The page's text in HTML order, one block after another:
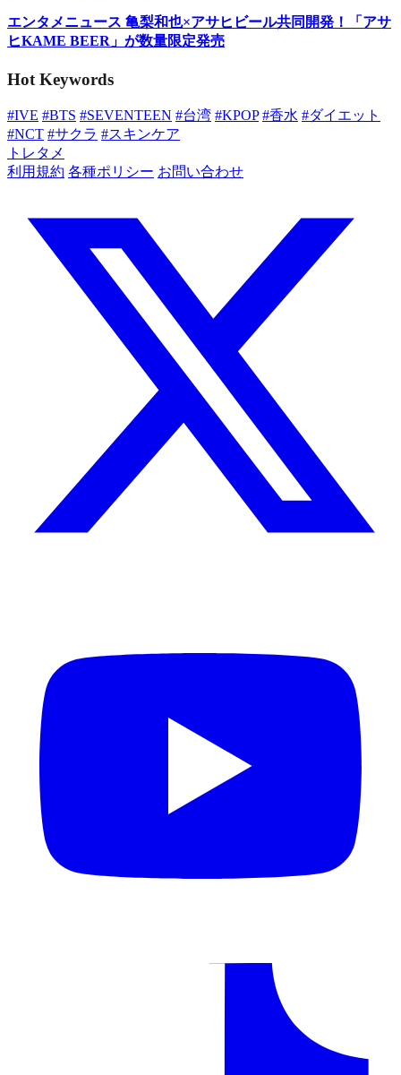
エンタメニュース 亀梨和也×アサヒビール共同開発！「アサ
ヒKAME BEER」が数量限定発売
Hot Keywords
#IVE #BTS #SEVENTEEN #台湾 #KPOP #香水 #ダイエット
#NCT #サクラ #スキンケア
トレタメ
利用規約 各種ポリシー お問い合わせ